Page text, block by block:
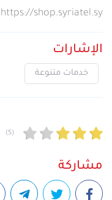
https://shop.syriatel.sy
الإشارات
خدمات متنوعة
(5)
مشاركة